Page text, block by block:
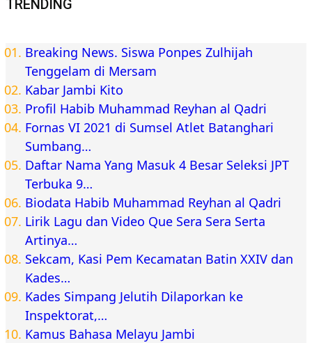
TRENDING
Breaking News. Siswa Ponpes Zulhijah
Tenggelam di Mersam
Kabar Jambi Kito
Profil Habib Muhammad Reyhan al Qadri
Fornas VI 2021 di Sumsel Atlet Batanghari
Sumbang…
Daftar Nama Yang Masuk 4 Besar Seleksi JPT
Terbuka 9…
Biodata Habib Muhammad Reyhan al Qadri
Lirik Lagu dan Video Que Sera Sera Serta
Artinya…
Sekcam, Kasi Pem Kecamatan Batin XXIV dan
Kades…
Kades Simpang Jelutih Dilaporkan ke
Inspektorat,…
Kamus Bahasa Melayu Jambi